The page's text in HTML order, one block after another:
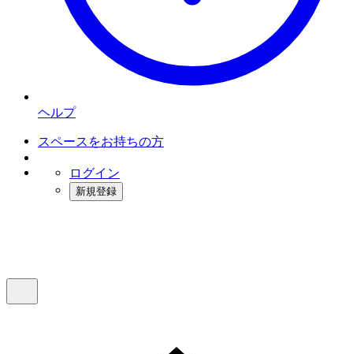
ヘルプ
スペースをお持ちの方
ログイン
新規登録